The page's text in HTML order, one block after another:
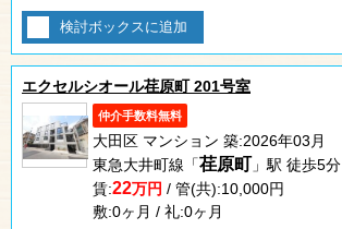
検討ボックスに追加
エクセルシオール荏原町 201号室
仲介手数料無料
大田区 マンション 築:2026年03月
東急大井町線「荏原町 」駅 徒歩5分
賃:22万円 / 管(共):10,000円
敷:0ヶ月 / 礼:0ヶ月